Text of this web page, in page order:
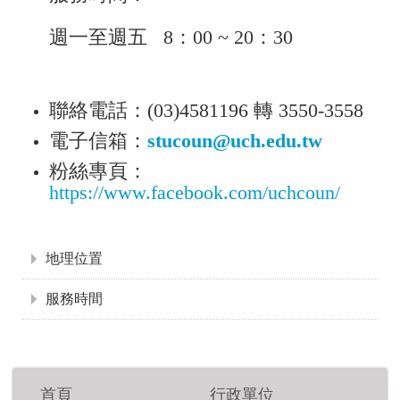
週一至週五 8：00 ~ 20：30
聯絡電話：(03)4581196 轉 3550-3558
電子信箱： stucoun@uch.edu.tw
粉絲專頁：
https://www.facebook.com/uchcoun/
地理位置
服務時間
首頁 行政單位